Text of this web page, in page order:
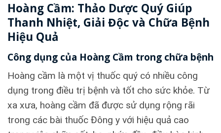
Hoàng Cầm: Thảo Dược Quý Giúp
Thanh Nhiệt, Giải Độc và Chữa Bệnh
Hiệu Quả
Công dụng của Hoàng Cầm trong chữa bệnh
Hoàng cầm là một vị thuốc quý có nhiều công
dụng trong điều trị bệnh và tốt cho sức khỏe. Từ
xa xưa, hoàng cầm đã được sử dụng rộng rãi
trong các bài thuốc Đông y với hiệu quả cao